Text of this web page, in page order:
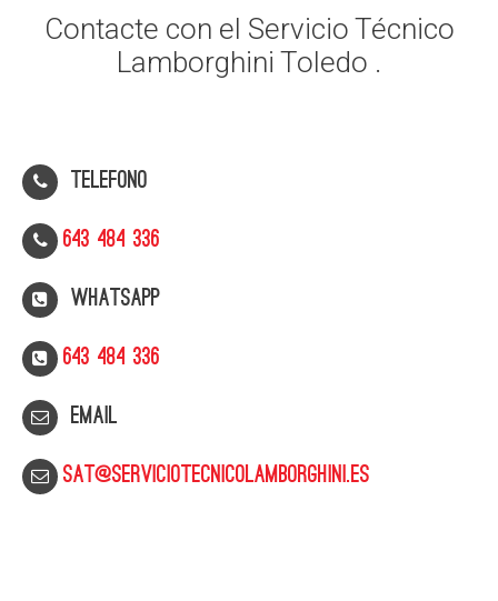
Contacte con el Servicio Técnico
Lamborghini Toledo .
Telefono
643 484 336
WhatsApp
643 484 336
Email
sat@serviciotecnicolamborghini.es